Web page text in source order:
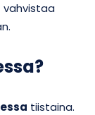
vahvistaa
tiistaina.